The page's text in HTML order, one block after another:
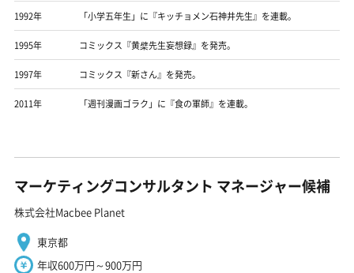
1992年 「小学五年生」に『キッチョメン石神井先生』を連載。
1995年 コミックス『黄檗先生妄想録』を発売。
1997年 コミックス『新さん』を発売。
2011年 「週刊漫画ゴラク」に『食の軍師』を連載。
マーケティングコンサルタント マネージャー候補
株式会社Macbee Planet
東京都
年収600万円～900万円